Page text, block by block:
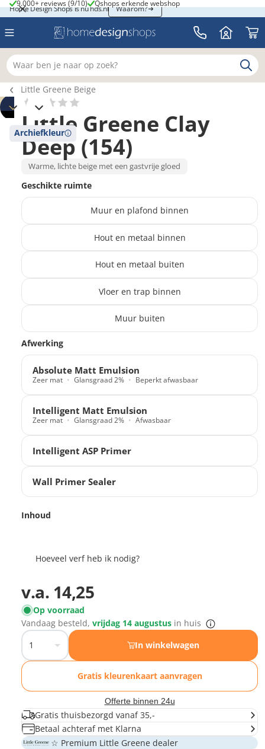
Home Design Shops is nu hds.nl
Home Design Shops is nu hds.nl Waarom?
9.000+ reviews (9/10)
9.000+ reviews (9/10) Qshops erkende webshop
Qshops erkende webshop
Waar ben je naar op zoek?
Breadcrumb navigatie
Little Greene Beige
Archiefkleur
Little Greene Clay
Deep (154)
Warme, lichte beige met een gastvrije gloed
Geschikte ruimte
Muur en plafond binnen
Hout en metaal binnen
Hout en metaal buiten
Vloer en trap binnen
Muur buiten
Translation missing: nl.products.paint_filter.description
Afwerking
Absolute Matt Emulsion
Zeer mat Glansgraad 2% Beperkt afwasbaar
Intelligent Matt Emulsion
Zeer mat Glansgraad 2% Afwasbaar
Intelligent ASP Primer
Wall Primer Sealer
Inhoud
Hoeveel verf heb ik nodig?
v.a. 14,25
Op voorraad
Vandaag besteld, vrijdag 14 augustus in huis
In winkelwagen
Gratis kleurenkaart aanvragen
Offerte binnen 24u
Gratis thuisbezorgd vanaf 35,-
Betaal achteraf met Klarna
☆ Premium Little Greene dealer